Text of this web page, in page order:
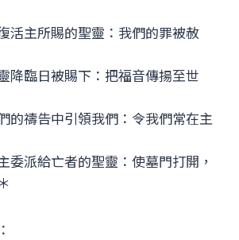
活主所賜的聖靈：我們的罪被赦
降臨日被賜下：把福音傳揚至世
的禱告中引領我們：令我們常在主
委派給亡者的聖靈：使墓門打開，